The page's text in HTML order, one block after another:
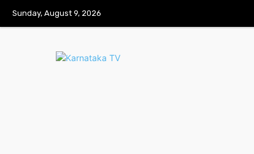
Sunday, August 9, 2026